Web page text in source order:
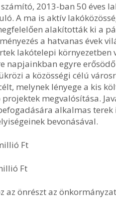
2013-ban 50 éves
A ma is aktív
alakították ki a
a hatvanas évek
lakótelepi
napjainkban egyre
a közösségi célú
melynek lényege a kis
megvalósítása.
alkalmas
bevonásával.
Ft
Ft
az önrészt az